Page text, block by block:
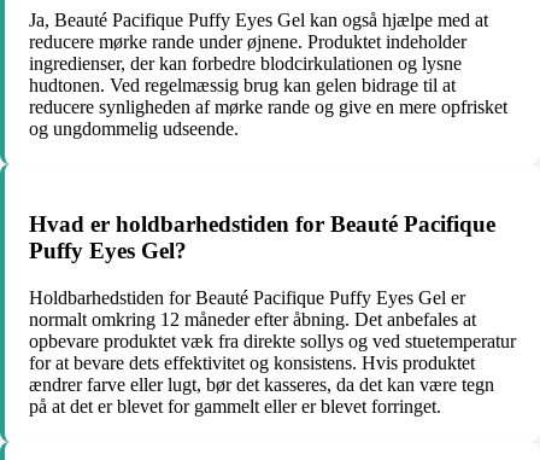
Ja, Beauté Pacifique Puffy Eyes Gel kan også hjælpe med at
reducere mørke rande under øjnene. Produktet indeholder
ingredienser, der kan forbedre blodcirkulationen og lysne
hudtonen. Ved regelmæssig brug kan gelen bidrage til at
reducere synligheden af mørke rande og give en mere opfrisket
og ungdommelig udseende.
Hvad er holdbarhedstiden for Beauté Pacifique
Puffy Eyes Gel?
Holdbarhedstiden for Beauté Pacifique Puffy Eyes Gel er
normalt omkring 12 måneder efter åbning. Det anbefales at
opbevare produktet væk fra direkte sollys og ved stuetemperatur
for at bevare dets effektivitet og konsistens. Hvis produktet
ændrer farve eller lugt, bør det kasseres, da det kan være tegn
på at det er blevet for gammelt eller er blevet forringet.